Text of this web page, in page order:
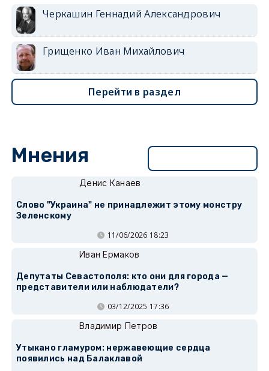
Черкашин Геннадий Александрович
Грищенко Иван Михайлович
Перейти в раздел
Мнения
Денис Канаев
Слово "Украина" не принадлежит этому монстру
Зеленскому
11/06/2026 18:23
Иван Ермаков
Депутаты Севастополя: кто они для города —
представители или наблюдатели?
03/12/2025 17:36
Владимир Петров
Утыкано гламуром: нержавеющие сердца
появились над Балаклавой